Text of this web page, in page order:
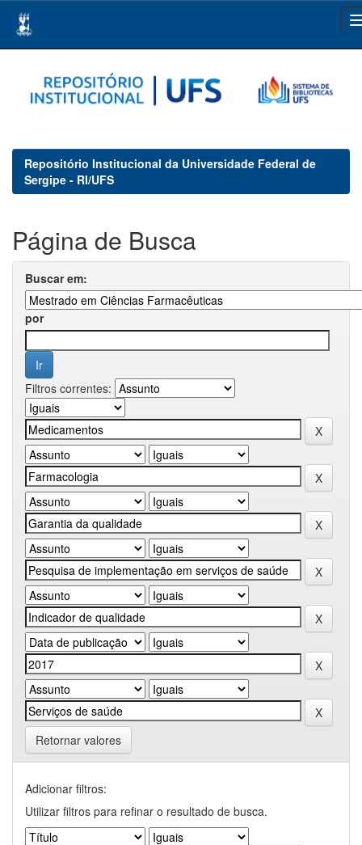
navigation
Repositório Institucional da Universidade Federal de
Sergipe - RI/UFS
Página de Busca
Buscar em:
por
Filtros correntes:
Retornar valores
Adicionar filtros:
Utilizar filtros para refinar o resultado de busca.